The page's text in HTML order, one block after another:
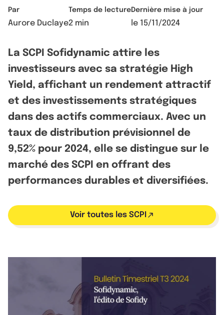
Par
Aurore Duclaye
Temps de lecture
2 min
Dernière mise à jour
le 15/11/2024
La SCPI Sofidynamic attire les
investisseurs avec sa stratégie High
Yield, affichant un rendement attractif
et des investissements stratégiques
dans des actifs commerciaux. Avec un
taux de distribution prévisionnel de
9,52% pour 2024, elle se distingue sur le
marché des SCPI en offrant des
performances durables et diversifiées.
Voir toutes les SCPI